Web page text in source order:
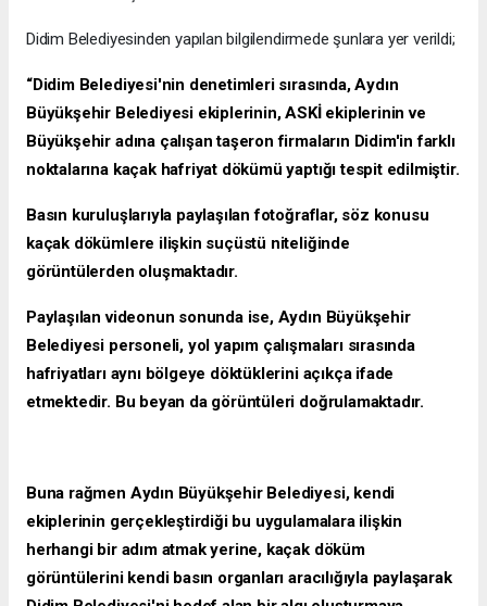
Didim Belediyesinden yapılan bilgilendirmede şunlara yer verildi;
“Didim Belediyesi'nin denetimleri sırasında, Aydın
Büyükşehir Belediyesi ekiplerinin, ASKİ ekiplerinin ve
Büyükşehir adına çalışan taşeron firmaların Didim'in farklı
noktalarına kaçak hafriyat dökümü yaptığı tespit edilmiştir.
Basın kuruluşlarıyla paylaşılan fotoğraflar, söz konusu
kaçak dökümlere ilişkin suçüstü niteliğinde
görüntülerden oluşmaktadır.
Paylaşılan videonun sonunda ise, Aydın Büyükşehir
Belediyesi personeli, yol yapım çalışmaları sırasında
hafriyatları aynı bölgeye döktüklerini açıkça ifade
etmektedir. Bu beyan da görüntüleri doğrulamaktadır.
Buna rağmen Aydın Büyükşehir Belediyesi, kendi
ekiplerinin gerçekleştirdiği bu uygulamalara ilişkin
herhangi bir adım atmak yerine, kaçak döküm
görüntülerini kendi basın organları aracılığıyla paylaşarak